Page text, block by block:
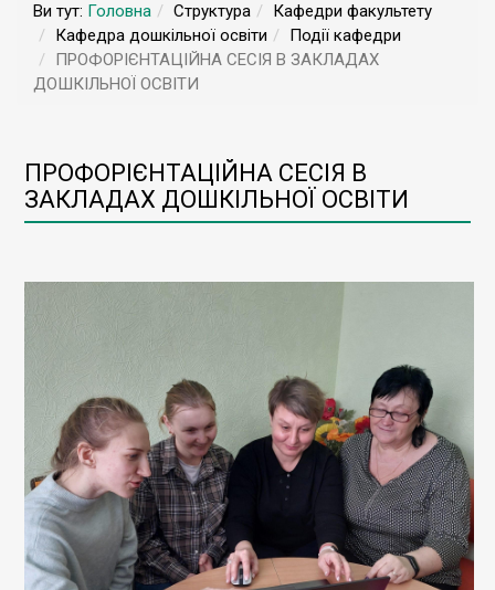
Ви тут: Головна Структура
Кафедри факультету
Кафедра дошкільної освіти
Події кафедри
ПРОФОРІЄНТАЦІЙНА СЕСІЯ В ЗАКЛАДАХ
ДОШКІЛЬНОЇ ОСВІТИ
ПРОФОРІЄНТАЦІЙНА СЕСІЯ В
ЗАКЛАДАХ ДОШКІЛЬНОЇ ОСВІТИ